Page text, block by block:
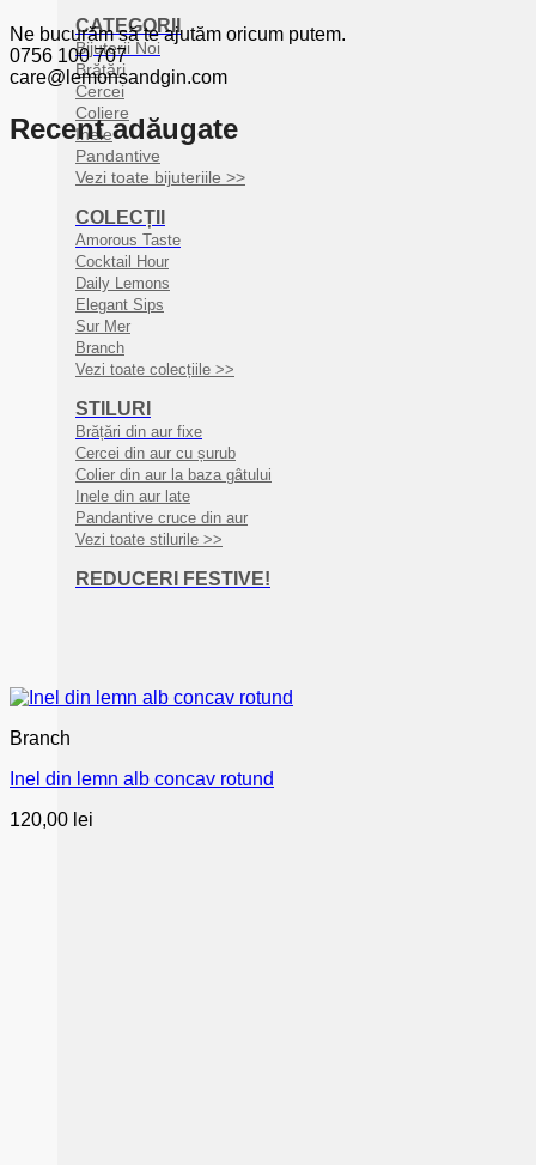
CATEGORII
Bijuterii Noi
Brățări
Cercei
Coliere
Inele
Pandantive
Vezi toate bijuteriile >>
COLECȚII
Amorous Taste
Cocktail Hour
Daily Lemons
Elegant Sips
Sur Mer
Branch
Vezi toate colecțiile >>
STILURI
Brățări din aur fixe
Cercei din aur cu șurub
Colier din aur la baza gâtului
Inele din aur late
Pandantive cruce din aur
Vezi toate stilurile >>
REDUCERI FESTIVE!
Ne bucurăm să te ajutăm oricum putem.
0756 100 707
care@lemonsandgin.com
Recent adăugate
Branch
Inel din lemn alb concav rotund
120,00 lei